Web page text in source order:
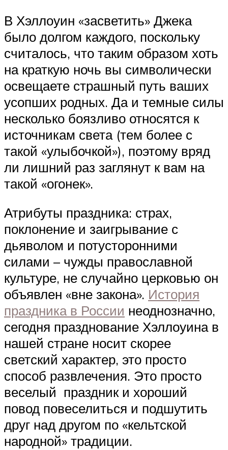
В Хэллоуин «засветить» Джека
было долгом каждого, поскольку
считалось, что таким образом хоть
на краткую ночь вы символически
освещаете страшный путь ваших
усопших родных. Да и темные силы
несколько боязливо относятся к
источникам света (тем более с
такой «улыбочкой»), поэтому вряд
ли лишний раз заглянут к вам на
такой «огонек».
Атрибуты праздника: страх,
поклонение и заигрывание с
дьяволом и потусторонними
силами – чужды православной
культуре, не случайно церковью он
объявлен «вне закона». История
праздника в России неоднозначно,
сегодня празднование Хэллоуина в
нашей стране носит скорее
светский характер, это просто
способ развлечения. Это просто
веселый праздник и хороший
повод повеселиться и подшутить
друг над другом по «кельтской
народной» традиции.